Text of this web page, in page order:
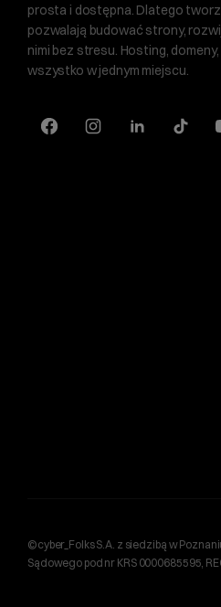
prosta i dostępna. Dlatego
pozwalają budować strony,
nimi bez stresu. Hosting,
wszystko w jednym miejscu.
©cyber_Folks S.A. z siedzibą w
Sądowego pod nr KRS 0000685595,